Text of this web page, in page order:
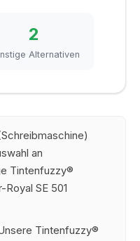
2
Alternativen
an
Tintenfuzzy®
SE 501
Tintenfuzzy®